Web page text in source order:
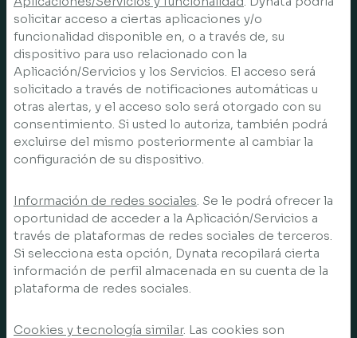
solicitar acceso a ciertas aplicaciones y/o
funcionalidad disponible en, o a través de, su
dispositivo para uso relacionado con la
Aplicación/Servicios y los Servicios. El acceso será
solicitado a través de notificaciones automáticas u
otras alertas, y el acceso solo será otorgado con su
consentimiento. Si usted lo autoriza, también podrá
excluirse del mismo posteriormente al cambiar la
configuración de su dispositivo.
Información de redes sociales. Se le podrá ofrecer la
oportunidad de acceder a la Aplicación/Servicios a
través de plataformas de redes sociales de terceros.
Si selecciona esta opción, Dynata recopilará cierta
información de perfil almacenada en su cuenta de la
plataforma de redes sociales.
Cookies y tecnología similar. Las cookies son